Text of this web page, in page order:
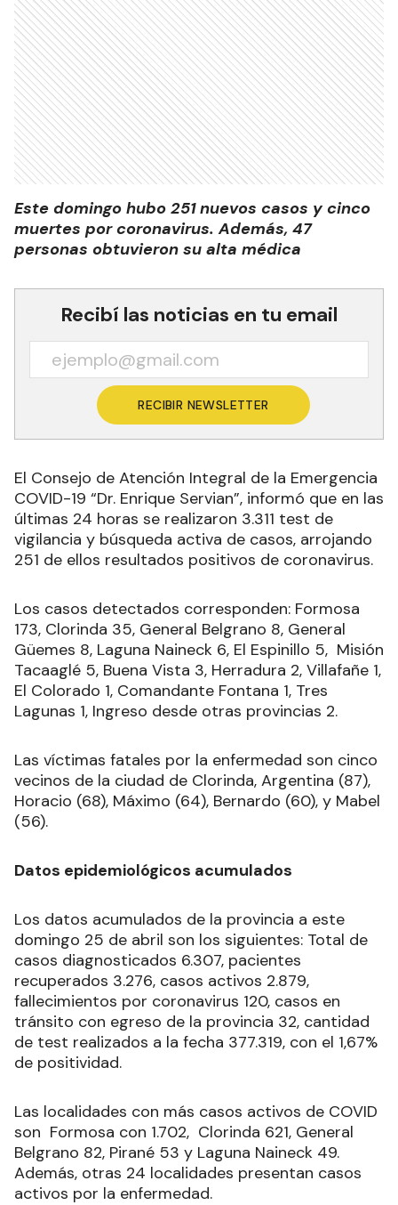
Este domingo hubo 251 nuevos casos y cinco
muertes por coronavirus. Además, 47
personas obtuvieron su alta médica
Recibí las noticias en tu email
RECIBIR NEWSLETTER
El Consejo de Atención Integral de la Emergencia
COVID-19 “Dr. Enrique Servian”, informó que en las
últimas 24 horas se realizaron 3.311 test de
vigilancia y búsqueda activa de casos, arrojando
251 de ellos resultados positivos de coronavirus.
Los casos detectados corresponden: Formosa
173, Clorinda 35, General Belgrano 8, General
Güemes 8, Laguna Naineck 6, El Espinillo 5, Misión
Tacaaglé 5, Buena Vista 3, Herradura 2, Villafañe 1,
El Colorado 1, Comandante Fontana 1, Tres
Lagunas 1, Ingreso desde otras provincias 2.
Las víctimas fatales por la enfermedad son cinco
vecinos de la ciudad de Clorinda, Argentina (87),
Horacio (68), Máximo (64), Bernardo (60), y Mabel
(56).
Datos epidemiológicos acumulados
Los datos acumulados de la provincia a este
domingo 25 de abril son los siguientes: Total de
casos diagnosticados 6.307, pacientes
recuperados 3.276, casos activos 2.879,
fallecimientos por coronavirus 120, casos en
tránsito con egreso de la provincia 32, cantidad
de test realizados a la fecha 377.319, con el 1,67%
de positividad.
Las localidades con más casos activos de COVID
son Formosa con 1.702, Clorinda 621, General
Belgrano 82, Pirané 53 y Laguna Naineck 49.
Además, otras 24 localidades presentan casos
activos por la enfermedad.